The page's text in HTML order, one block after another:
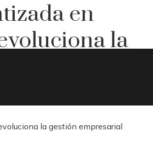
en
la